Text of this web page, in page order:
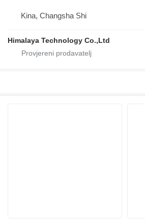
Kina, Changsha Shi
Himalaya Technology Co.,Ltd